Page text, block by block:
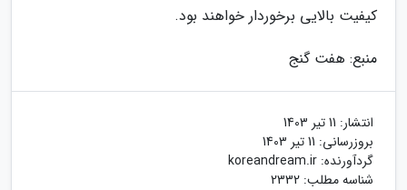
کیفیت بالایی برخوردار خواهند بود.
منبع: هفت گنج
انتشار: 11 تیر 1403
بروزرسانی: 11 تیر 1403
گردآورنده: koreandream.ir
شناسه مطلب: 2332